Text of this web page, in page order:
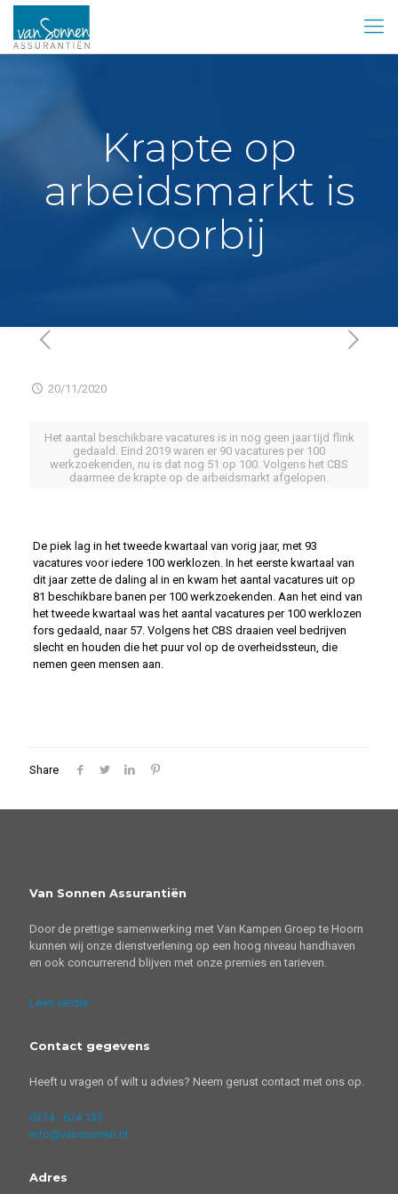
Krapte op
arbeidsmarkt is
voorbij
20/11/2020
Het aantal beschikbare vacatures is in nog geen jaar tijd flink
gedaald. Eind 2019 waren er 90 vacatures per 100
werkzoekenden, nu is dat nog 51 op 100. Volgens het CBS
daarmee de krapte op de arbeidsmarkt afgelopen.
De piek lag in het tweede kwartaal van vorig jaar, met 93
vacatures voor iedere 100 werklozen. In het eerste kwartaal van
dit jaar zette de daling al in en kwam het aantal vacatures uit op
81 beschikbare banen per 100 werkzoekenden. Aan het eind van
het tweede kwartaal was het aantal vacatures per 100 werklozen
fors gedaald, naar 57. Volgens het CBS draaien veel bedrijven
slecht en houden die het puur vol op de overheidssteun, die
nemen geen mensen aan.
Share
Van Sonnen Assurantiën
Door de prettige samenwerking met Van Kampen Groep te Hoorn
kunnen wij onze dienstverlening op een hoog niveau handhaven
en ook concurrerend blijven met onze premies en tarieven.
Lees verder
Contact gegevens
Heeft u vragen of wilt u advies? Neem gerust contact met ons op.
0314 - 624 133
info@vansonnen.nl
Adres